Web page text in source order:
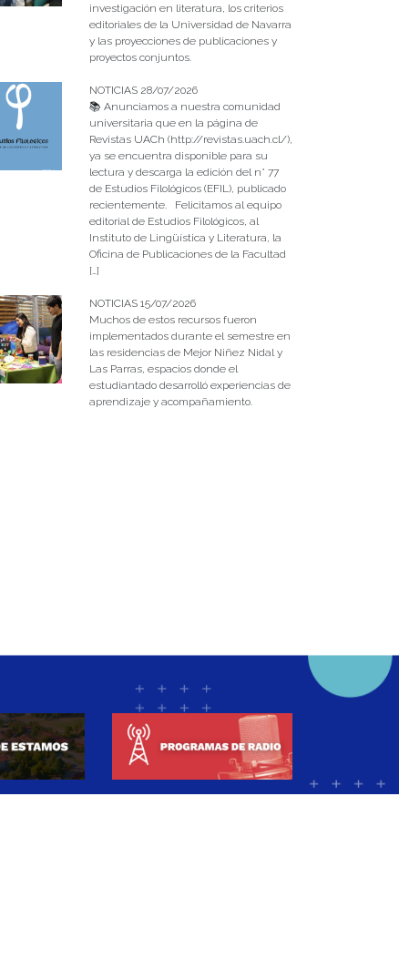
investigación en literatura, los criterios
editoriales de la Universidad de Navarra
y las proyecciones de publicaciones y
proyectos conjuntos.
NOTICIAS 28/07/2026
📚 Anunciamos a nuestra comunidad
universitaria que en la página de
Revistas UACh (http://revistas.uach.cl/),
ya se encuentra disponible para su
lectura y descarga la edición del n° 77
de Estudios Filológicos (EFIL), publicado
recientemente. Felicitamos al equipo
editorial de Estudios Filológicos, al
Instituto de Lingüística y Literatura, la
Oficina de Publicaciones de la Facultad
[…]
NOTICIAS 15/07/2026
Muchos de estos recursos fueron
implementados durante el semestre en
las residencias de Mejor Niñez Nidal y
Las Parras, espacios donde el
estudiantado desarrolló experiencias de
aprendizaje y acompañamiento.